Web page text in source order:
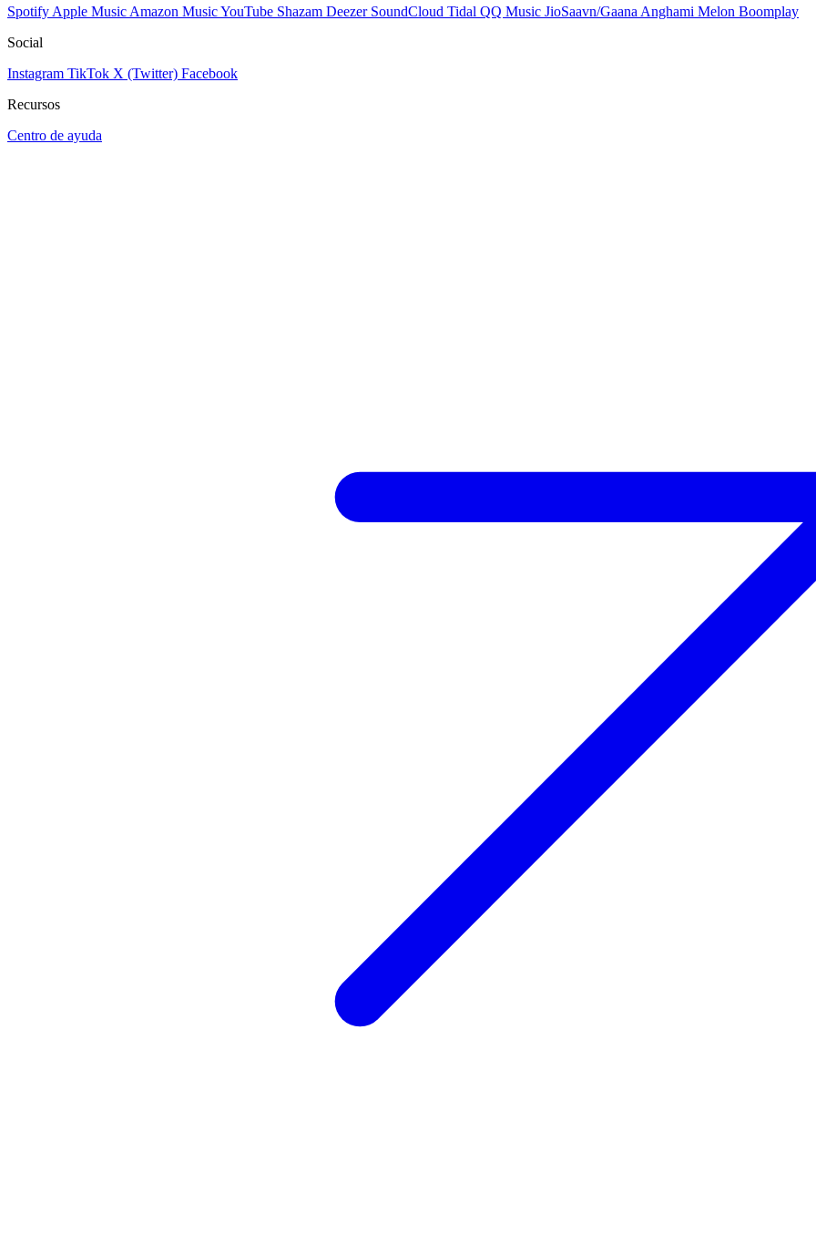
Spotify Apple Music Amazon MusicYouTube Shazam Deezer SoundCloud Tidal QQ Music JioSaavn/Gaana Anghami Melon Boomplay
Social
Instagram TikTok X (Twitter) Facebook
Recursos
Centro de ayuda